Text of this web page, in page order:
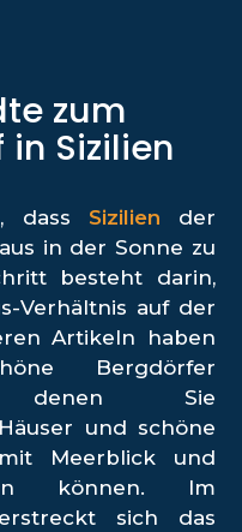
zum
Sizilien
dass Sizilien
der
in der Sonne zu
besteht darin,
Verhältnis auf der
Artikeln haben
Bergdörfer
denen Sie
und schöne
Meerblick und
können. Im
sich das